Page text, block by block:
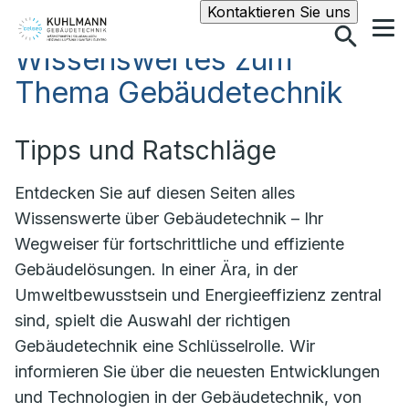
Kontaktieren Sie unsSuche
Wissenswertes zum
Thema Gebäudetechnik
Tipps und Ratschläge
Entdecken Sie auf diesen Seiten alles
Wissenswerte über Gebäudetechnik – Ihr
Wegweiser für fortschrittliche und effiziente
Gebäudelösungen. In einer Ära, in der
Umweltbewusstsein und Energieeffizienz zentral
sind, spielt die Auswahl der richtigen
Gebäudetechnik eine Schlüsselrolle. Wir
informieren Sie über die neuesten Entwicklungen
und Technologien in der Gebäudetechnik, von